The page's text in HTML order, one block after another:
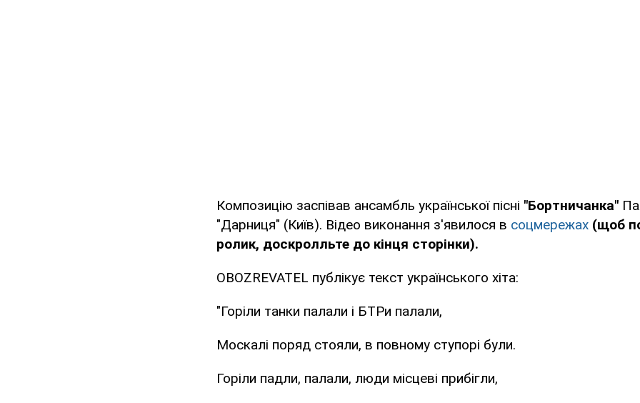
Композицію заспівав ансамбль української пісні "Бортничанка"
"Дарниця" (Київ). Відео виконання з'явилося в соцмережах (щоб
ролик, доскролльте до кінця сторінки).
OBOZREVATEL публікує текст українського хіта:
"Горіли танки палали і БТРи палали,
Москалі поряд стояли, в повному ступорі були.
Горіли падли, палали, люди місцеві прибігли,